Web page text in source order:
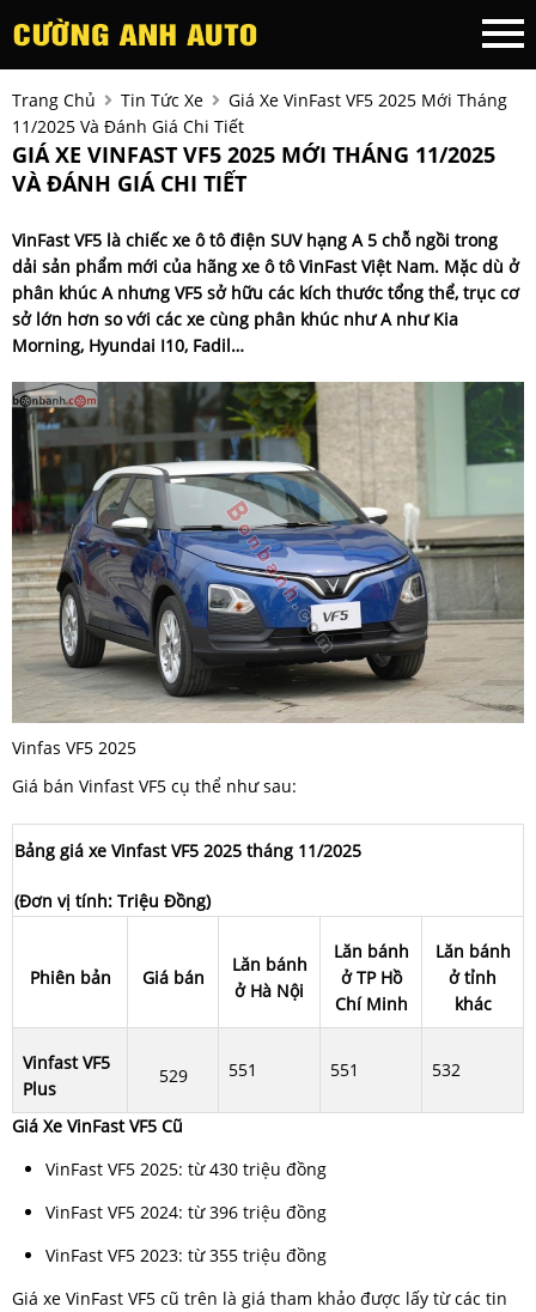
Trang Chủ Tin Tức Xe
Giá Xe VinFast VF5 2025 Mới Tháng
11/2025 Và Đánh Giá Chi Tiết
GIÁ XE VINFAST VF5 2025 MỚI THÁNG 11/2025
VÀ ĐÁNH GIÁ CHI TIẾT
VinFast VF5 là chiếc xe ô tô điện SUV hạng A 5 chỗ ngồi trong
dải sản phẩm mới của hãng xe ô tô VinFast Việt Nam. Mặc dù ở
phân khúc A nhưng VF5 sở hữu các kích thước tổng thể, trục cơ
sở lớn hơn so với các xe cùng phân khúc như A như Kia
Morning, Hyundai I10, Fadil…
Vinfas VF5 2025
Giá bán Vinfast VF5 cụ thể như sau:
Bảng giá xe Vinfast VF5 2025 tháng 11/2025
(Đơn vị tính: Triệu Đồng)
Phiên bản Giá bán
Lăn bánh
ở Hà Nội
Lăn bánh
ở TP Hồ
Chí Minh
Lăn bánh
ở tỉnh
khác
Vinfast VF5
Plus
529 551 551 532
Giá Xe VinFast VF5 Cũ
VinFast VF5 2025: từ 430 triệu đồng
VinFast VF5 2024: từ 396 triệu đồng
VinFast VF5 2023: từ 355 triệu đồng
Giá xe VinFast VF5 cũ trên là giá tham khảo được lấy từ các tin